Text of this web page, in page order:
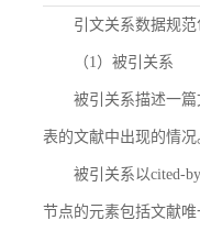
引文关系数据规
（1）被引关系
被引关系描述一
表的文献中出现的情况
被引关系以cited-
节点的元素包括文献